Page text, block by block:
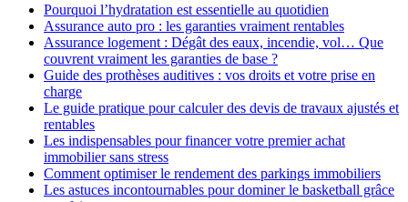
Pourquoi l’hydratation est essentielle au quotidien
Assurance auto pro : les garanties vraiment rentables
Assurance logement : Dégât des eaux, incendie, vol… Que
couvrent vraiment les garanties de base ?
Guide des prothèses auditives : vos droits et votre prise en
charge
Le guide pratique pour calculer des devis de travaux ajustés et
rentables
Les indispensables pour financer votre premier achat
immobilier sans stress
Comment optimiser le rendement des parkings immobiliers
Les astuces incontournables pour dominer le basketball grâce